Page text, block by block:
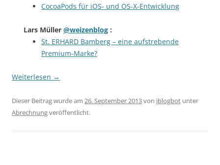
CocoaPods für iOS- und OS-X-Entwicklung
Lars Müller @weizenblog :
St. ERHARD Bamberg – eine aufstrebende
Premium-Marke?
Weiterlesen →
Dieser Beitrag wurde am 26. September 2013von iblogbot unter
Abrechnungveröffentlicht.